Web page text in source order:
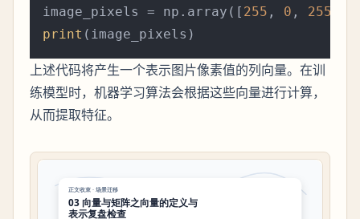
image_pixels = np.array([ 255 , 0 , 255
print
上述代码将产生一个表示图片像素值的列向量。在训
练模型时，机器学习算法会根据这些向量进行计算，
从而提取特征。